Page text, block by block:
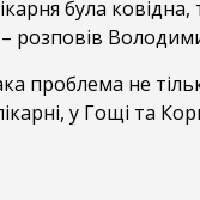
була
розповів
проблема не
у Гощі та